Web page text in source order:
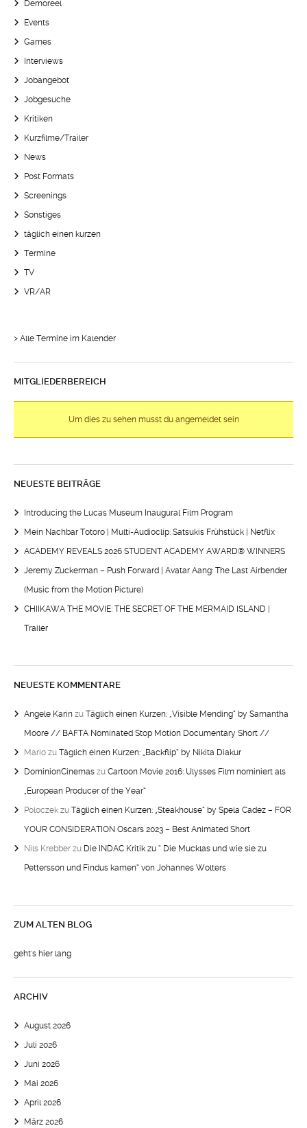
Demoreel
Events
Games
Interviews
Jobangebot
Jobgesuche
Kritiken
Kurzfilme/Trailer
News
Post Formats
Screenings
Sonstiges
täglich einen kurzen
Termine
TV
VR/AR
> Alle Termine im Kalender
MITGLIEDERBEREICH
Um dies zu sehen musst du angemeldet sein
NEUESTE BEITRÄGE
Introducing the Lucas Museum Inaugural Film Program
Mein Nachbar Totoro | Multi-Audioclip: Satsukis Frühstück | Netflix
ACADEMY REVEALS 2026 STUDENT ACADEMY AWARD® WINNERS
Jeremy Zuckerman – Push Forward | Avatar Aang: The Last Airbender
(Music from the Motion Picture)
CHIIKAWA THE MOVIE: THE SECRET OF THE MERMAID ISLAND |
Trailer
NEUESTE KOMMENTARE
Angele Karin zu Täglich einen Kurzen: „Visible Mending“ by Samantha
Moore // BAFTA Nominated Stop Motion Documentary Short //
Mario zu Täglich einen Kurzen: „Backflip“ by Nikita Diakur
DominionCinemas zu Cartoon Movie 2016: Ulysses Film nominiert als
„European Producer of the Year“
Poloczek zu Täglich einen Kurzen: „Steakhouse“ by Spela Cadez – FOR
YOUR CONSIDERATION Oscars 2023 – Best Animated Short
Nils Krebber zu Die INDAC Kritik zu “ Die Mucklas und wie sie zu
Pettersson und Findus kamen“ von Johannes Wolters
ZUM ALTEN BLOG
geht's hier lang
ARCHIV
August 2026
Juli 2026
Juni 2026
Mai 2026
April 2026
März 2026